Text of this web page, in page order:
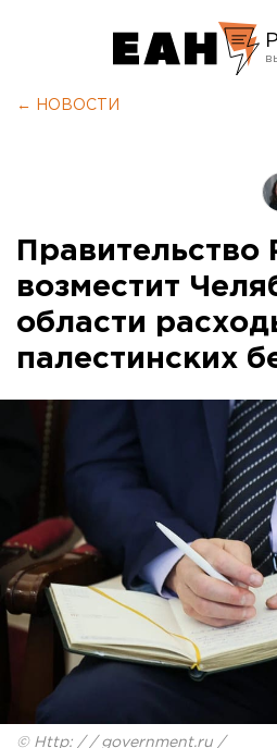
← НОВОСТИ
Правительство
возместит
области
палестинских
© Http: / / government.ru /